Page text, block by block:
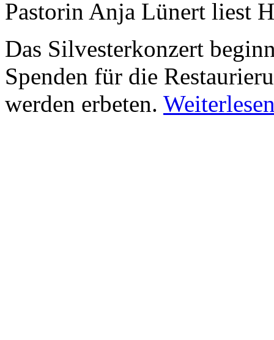
Pastorin Anja Lünert liest
Das Silvesterkonzert
Spenden für die
werden erbeten.